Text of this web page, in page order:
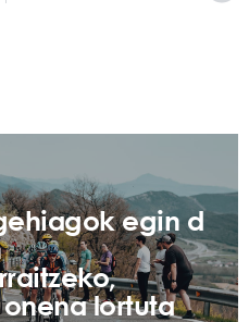
egin d
onena lortuta